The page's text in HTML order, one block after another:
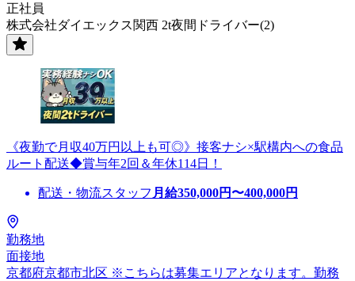
正社員
株式会社ダイエックス関西 2t夜間ドライバー(2)
《夜勤で月収40万円以上も可◎》接客ナシ×駅構内への食品
ルート配送◆賞与年2回＆年休114日！
配送・物流スタッフ 月給350,000円〜400,000円
勤務地
面接地
京都府京都市北区 ※こちらは募集エリアとなります。勤務